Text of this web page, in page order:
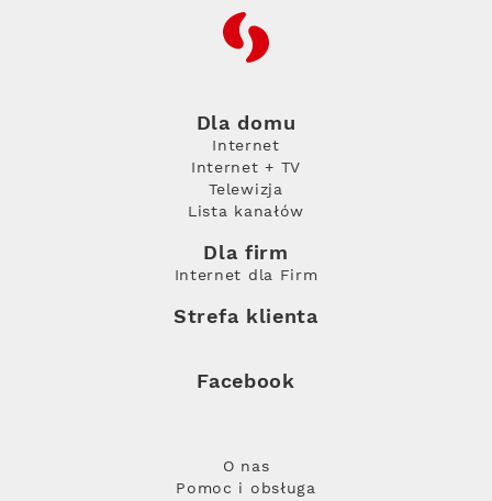
RFC
Dla domu
Internet
Internet + TV
Telewizja
Lista kanałów
Dla firm
Internet dla Firm
Strefa klienta
Facebook
O nas
Pomoc i obsługa